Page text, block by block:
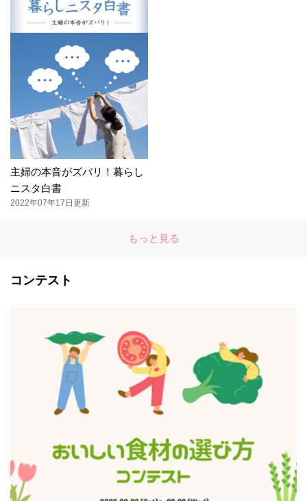
主婦の本音がズバリ！暮らし
ニスタ白書
2022年07年17日更新
もっと見る
コンテスト